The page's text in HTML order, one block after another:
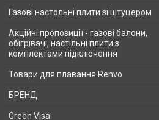
Газові настольні плити зі штуцером
Акційні пропозиції - газові балони,
обігрівачі, настільні плити з
комплектами підключення
Товари для плавання Renvo
БРЕНД
Green Visa